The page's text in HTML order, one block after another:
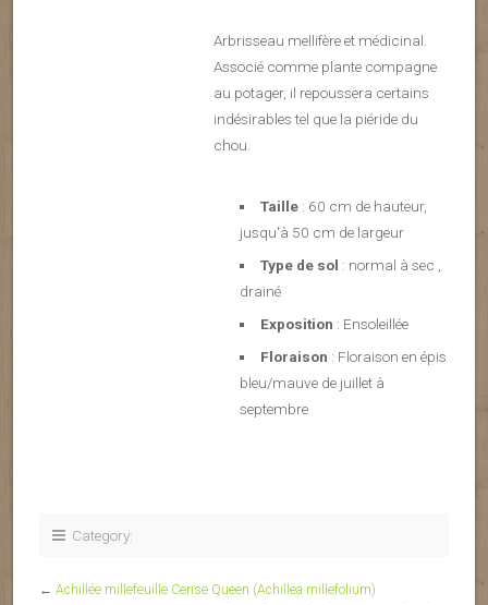
Arbrisseau mellifère et médicinal.
Associé comme plante compagne
au potager, il repoussera certains
indésirables tel que la piéride du
chou.
Taille: 60 cm de hauteur,
jusqu'à 50 cm de largeur
Type de sol : normal à sec ,
drainé
Exposition : Ensoleillée
Floraison : Floraison en épis
bleu/mauve de juillet à
septembre
Category:
← Achillée millefeuille Cerise Queen (Achillea millefolium)